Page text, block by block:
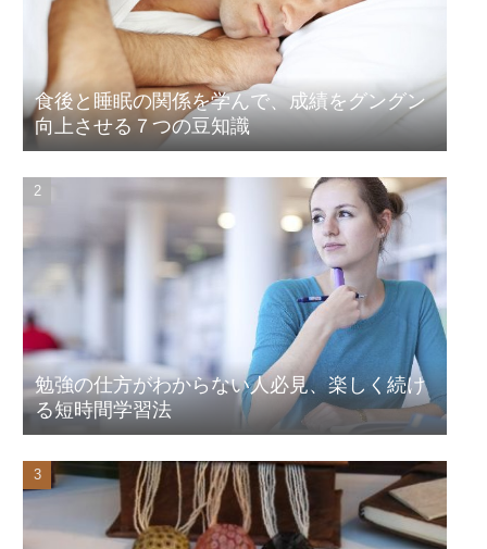
食後と睡眠の関係を学んで、成績をグングン
向上させる７つの豆知識
勉強の仕方がわからない人必見、楽しく続け
る短時間学習法